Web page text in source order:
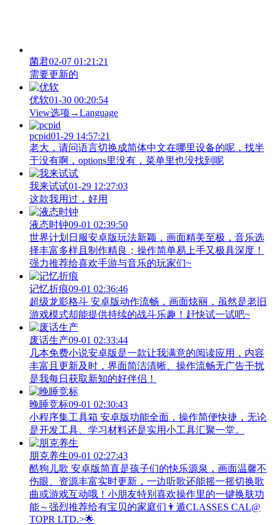
菌君02-07 01:21:21
需要更新的
优软01-30 00:20:54
View‌选项→Language
pcpid01-29 14:57:21
老大，请问语言切换成简体中文在哪里设备的呢，找半
于没有啊，options里没有，菜单里也没找到呢
我来试试01-29 12:27:03
这款我用过，好用
液态时钟09-01 02:39:50
世界计划日服安卓版玩法新颖，画面精美至极，音乐选
择丰富多样且制作精良；操作简单易上手又极具深度！
强力推荐给喜欢手游与音乐的玩家们~
记忆折痕09-01 02:36:46
超级龙影格斗 安卓版动作流畅，画面炫丽，虽然是老旧
游戏模式却能提供持续的战斗乐趣！赶快试一试吧~
废话生产09-01 02:33:44
几本免费小说安卓版是一款让我满意的阅读应用，内容
丰富且更新及时，界面简洁清晰、操作流畅无广告干扰
是我每日获取新知的好伴侣！
晚睡竞标09-01 02:30:43
小程序集工具箱 安卓版功能全面，操作简便快捷，无论
是开发工具、学习材料还是实用小工具汇聚一堂。
朋克养生09-01 02:27:43
酷狗儿歌 安卓版简直是孩子们的快乐源泉，画面温馨不
伤眼、资源丰富实时更新，一边听歌还能摇一摇切换歌
曲或游戏互动哦！小朋友特别喜欢操作里的一键换肤功
能～强烈推荐给有宝贝的家庭们👨‍遁️CLASSES CAL@
TOPR LTD.>🌟